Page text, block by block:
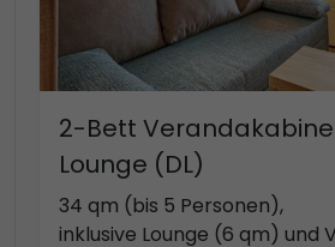
2-Bett
Lounge (DL)
34 qm (bis 5 Personen),
inklusive Lounge (6 qm) und